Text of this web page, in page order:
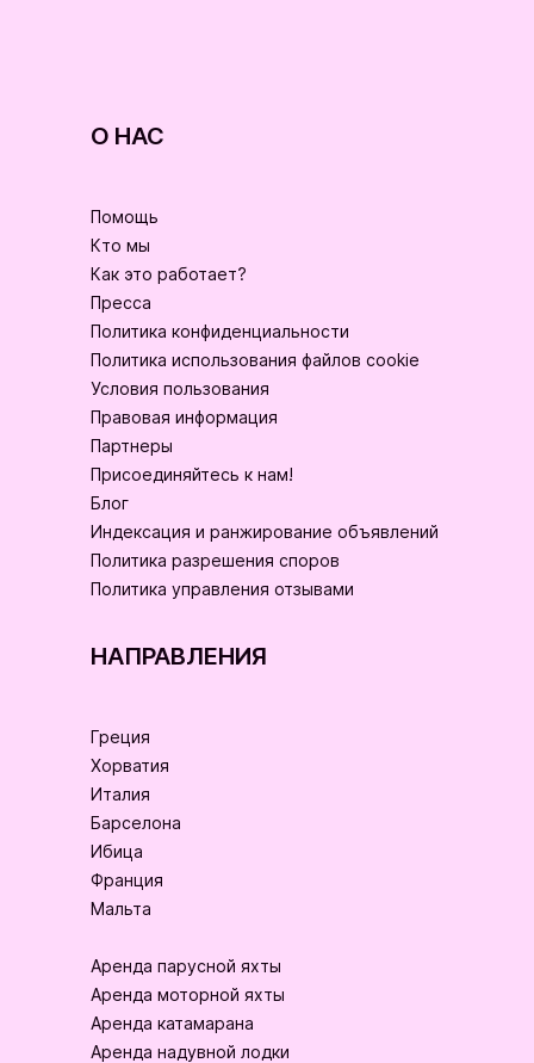
О НАС
Помощь
Кто мы
Как это работает?
Пресса
Политика конфиденциальности
Политика использования файлов cookie
Условия пользования
Правовая информация
Партнеры
Присоединяйтесь к нам!
Блог
Индексация и ранжирование объявлений
Политика разрешения споров
Политика управления отзывами
НАПРАВЛЕНИЯ
Греция
Хорватия
Италия
Барселона
Ибица
Франция
Мальта
Аренда парусной яхты
Аренда моторной яхты
Аренда катамарана
Аренда надувной лодки